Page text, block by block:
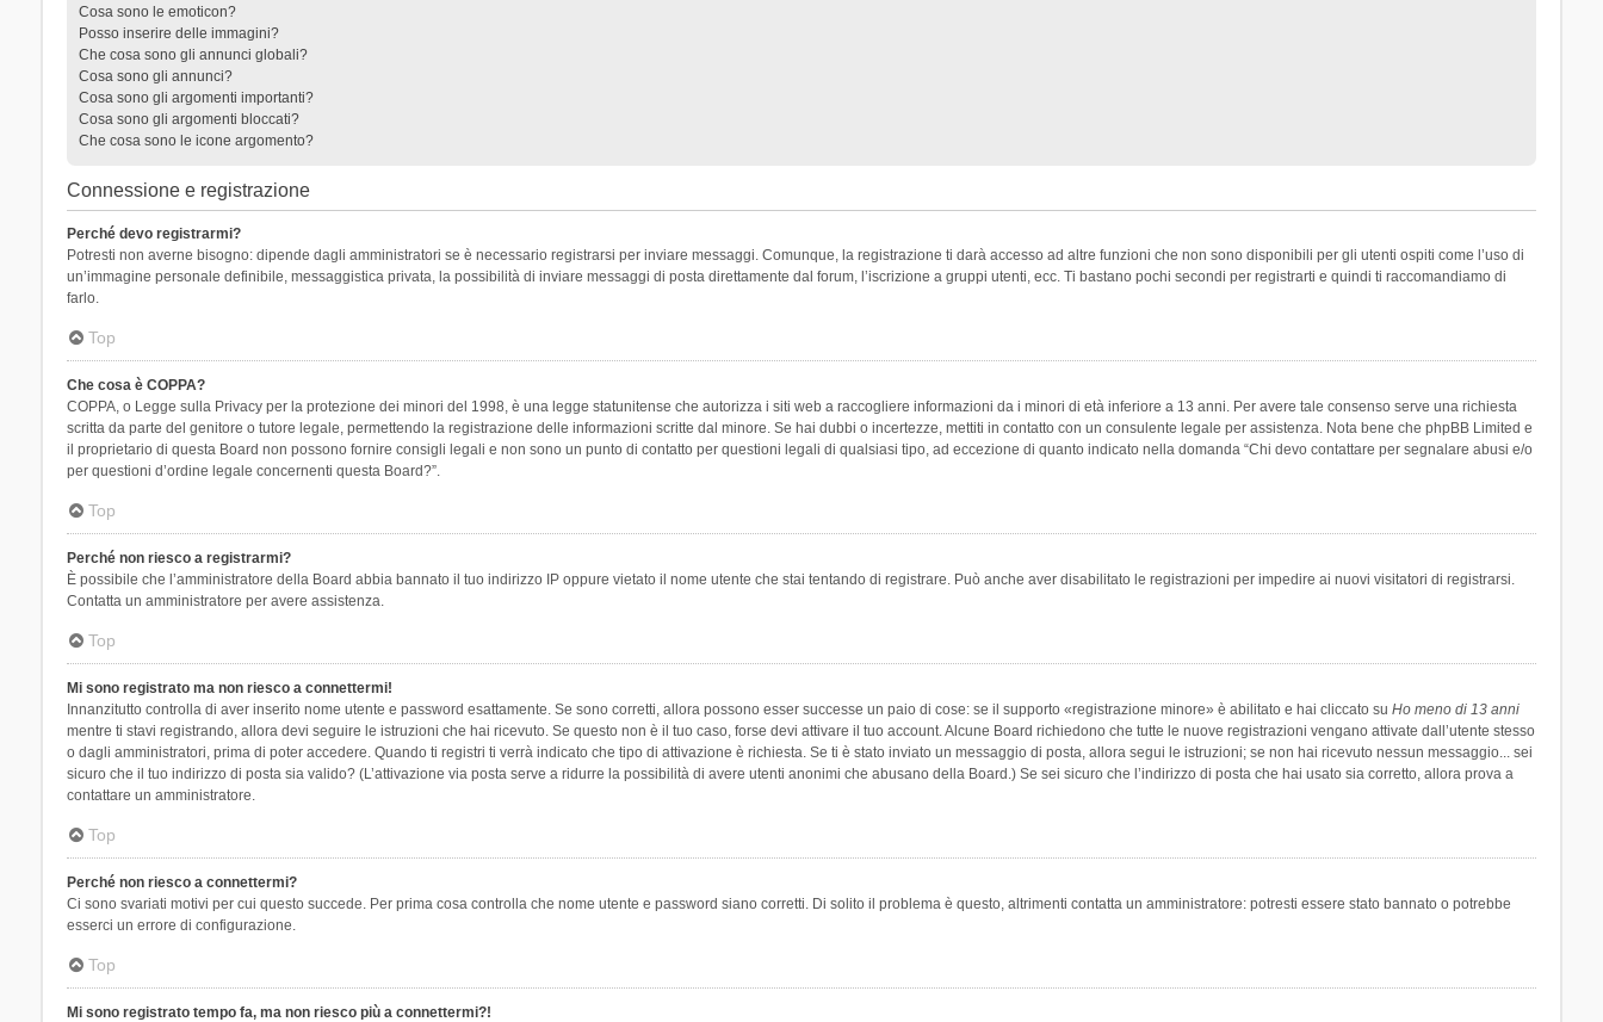
Cosa sono le emoticon?
Posso inserire delle immagini?
Che cosa sono gli annunci globali?
Cosa sono gli annunci?
Cosa sono gli argomenti importanti?
Cosa sono gli argomenti bloccati?
Che cosa sono le icone argomento?
Connessione e registrazione
Perché devo registrarmi?
Potresti non averne bisogno: dipende dagli amministratori se è necessario registrarsi per inviare messaggi. Comunque, la registrazione ti darà accesso ad altre funzioni che non sono disponibili per gli utenti ospiti come l’uso di
un’immagine personale definibile, messaggistica privata, la possibilità di inviare messaggi di posta direttamente dal forum, l’iscrizione a gruppi utenti, ecc. Ti bastano pochi secondi per registrarti e quindi ti raccomandiamo di
farlo.
Top
Che cosa è COPPA?
COPPA, o Legge sulla Privacy per la protezione dei minori del 1998, è una legge statunitense che autorizza i siti web a raccogliere informazioni da i minori di età inferiore a 13 anni. Per avere tale consenso serve una richiesta
scritta da parte del genitore o tutore legale, permettendo la registrazione delle informazioni scritte dal minore. Se hai dubbi o incertezze, mettiti in contatto con un consulente legale per assistenza. Nota bene che phpBB Limited e
il proprietario di questa Board non possono fornire consigli legali e non sono un punto di contatto per questioni legali di qualsiasi tipo, ad eccezione di quanto indicato nella domanda “Chi devo contattare per segnalare abusi e/o
per questioni d’ordine legale concernenti questa Board?”.
Top
Perché non riesco a registrarmi?
È possibile che l’amministratore della Board abbia bannato il tuo indirizzo IP oppure vietato il nome utente che stai tentando di registrare. Può anche aver disabilitato le registrazioni per impedire ai nuovi visitatori di registrarsi.
Contatta un amministratore per avere assistenza.
Top
Mi sono registrato ma non riesco a connettermi!
Innanzitutto controlla di aver inserito nome utente e password esattamente. Se sono corretti, allora possono esser successe un paio di cose: se il supporto «registrazione minore» è abilitato e hai cliccato su Ho meno di 13 anni
mentre ti stavi registrando, allora devi seguire le istruzioni che hai ricevuto. Se questo non è il tuo caso, forse devi attivare il tuo account. Alcune Board richiedono che tutte le nuove registrazioni vengano attivate dall’utente stesso
o dagli amministratori, prima di poter accedere. Quando ti registri ti verrà indicato che tipo di attivazione è richiesta. Se ti è stato inviato un messaggio di posta, allora segui le istruzioni; se non hai ricevuto nessun messaggio... sei
sicuro che il tuo indirizzo di posta sia valido? (L’attivazione via posta serve a ridurre la possibilità di avere utenti anonimi che abusano della Board.) Se sei sicuro che l’indirizzo di posta che hai usato sia corretto, allora prova a
contattare un amministratore.
Top
Perché non riesco a connettermi?
Ci sono svariati motivi per cui questo succede. Per prima cosa controlla che nome utente e password siano corretti. Di solito il problema è questo, altrimenti contatta un amministratore: potresti essere stato bannato o potrebbe
esserci un errore di configurazione.
Top
Mi sono registrato tempo fa, ma non riesco più a connettermi?!